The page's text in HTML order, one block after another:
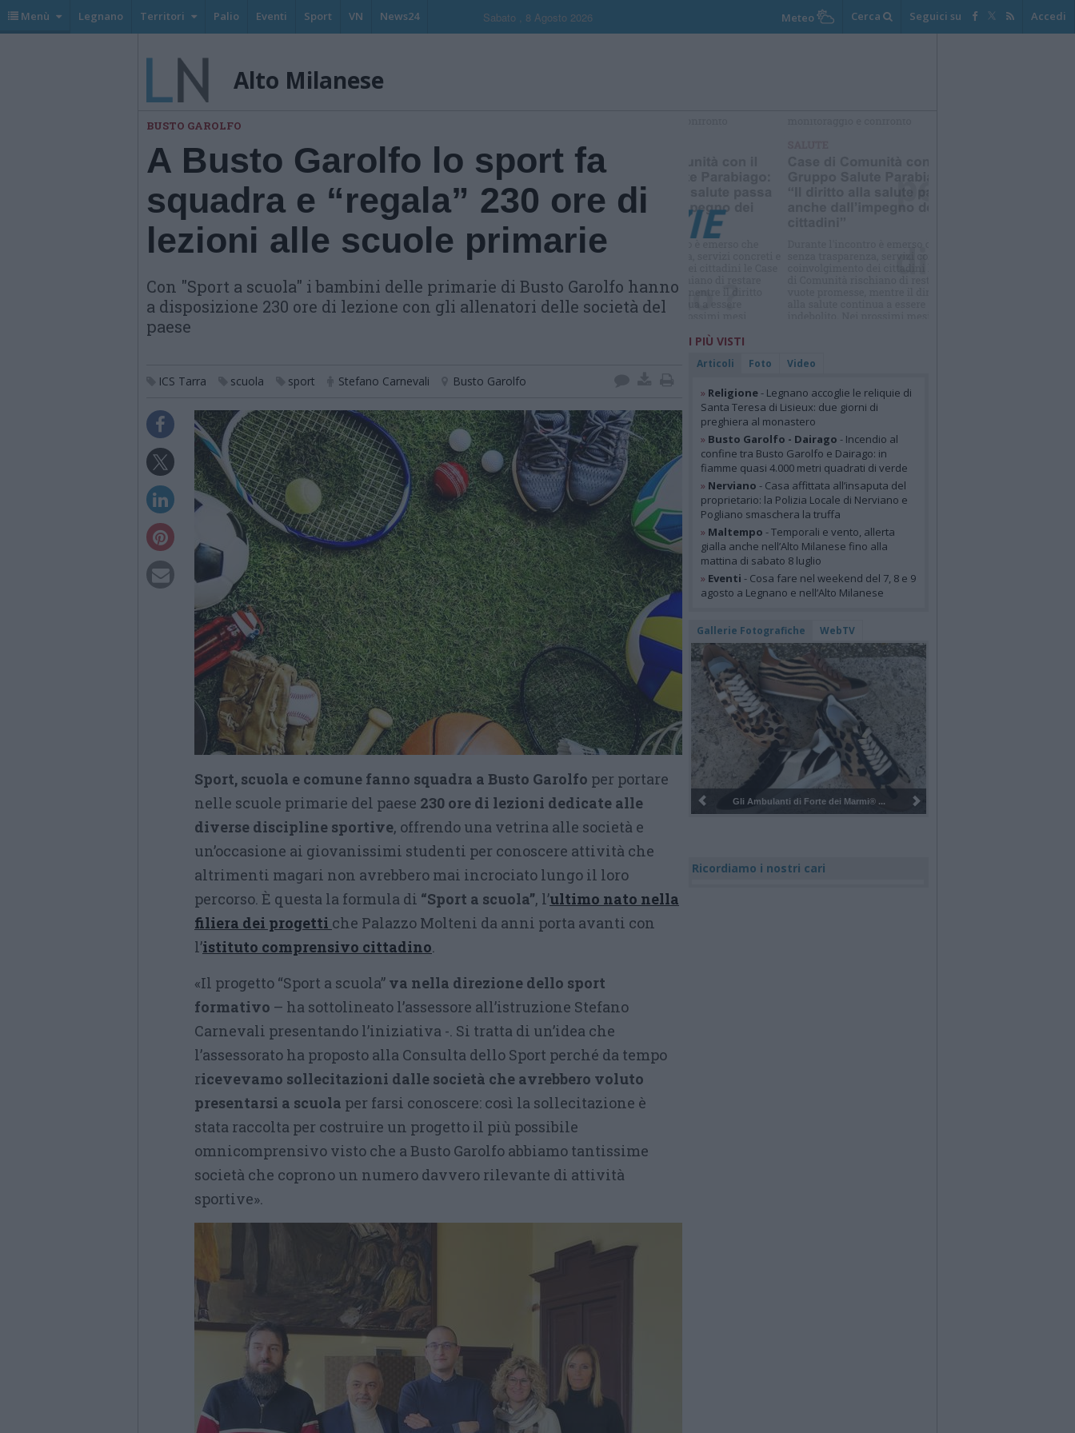
Menù Legnano Territori Palio Eventi Sport VN News24 Sabato , 8 Agosto 2026 Meteo Cerca Seguici su Accedi
Alto Milanese
BUSTO GAROLFO
A Busto Garolfo lo sport fa
squadra e “regala” 230 ore di
lezioni alle scuole primarie
Con "Sport a scuola" i bambini delle primarie di Busto Garolfo hanno
a disposizione 230 ore di lezione con gli allenatori delle società del
paese
ICS Tarra scuola sport Stefano Carnevali Busto Garolfo
Sport, scuola e comune fanno squadra a Busto Garolfo per portare
nelle scuole primarie del paese 230 ore di lezioni dedicate alle
diverse discipline sportive, offrendo una vetrina alle società e
un’occasione ai giovanissimi studenti per conoscere attività che
altrimenti magari non avrebbero mai incrociato lungo il loro
percorso. È questa la formula di “Sport a scuola”, l’ultimo nato nella
filiera dei progetti che Palazzo Molteni da anni porta avanti con
l’istituto comprensivo cittadino.
«Il progetto “Sport a scuola” va nella direzione dello sport
formativo – ha sottolineato l’assessore all’istruzione Stefano
Carnevali presentando l’iniziativa -. Si tratta di un’idea che
l’assessorato ha proposto alla Consulta dello Sport perché da tempo
ricevevamo sollecitazioni dalle società che avrebbero voluto
presentarsi a scuola per farsi conoscere: così la sollecitazione è
stata raccolta per costruire un progetto il più possibile
omnicomprensivo visto che a Busto Garolfo abbiamo tantissime
società che coprono un numero davvero rilevante di attività
sportive».
I PIÙ VISTI
Articoli Foto Video
» Religione- Legnano accoglie le reliquie di
Santa Teresa di Lisieux: due giorni di
preghiera al monastero
» Busto Garolfo - Dairago - Incendio al
confine tra Busto Garolfo e Dairago: in
fiamme quasi 4.000 metri quadrati di verde
» Nerviano - Casa affittata all’insaputa del
proprietario: la Polizia Locale di Nerviano e
Pogliano smaschera la truffa
» Maltempo - Temporali e vento, allerta
gialla anche nell’Alto Milanese fino alla
mattina di sabato 8 luglio
» Eventi - Cosa fare nel weekend del 7, 8 e 9
agosto a Legnano e nell’Alto Milanese
Gallerie Fotografiche WebTV
Pulizia del bosco del Rugareto a ...
Ricordiamo i nostri cari